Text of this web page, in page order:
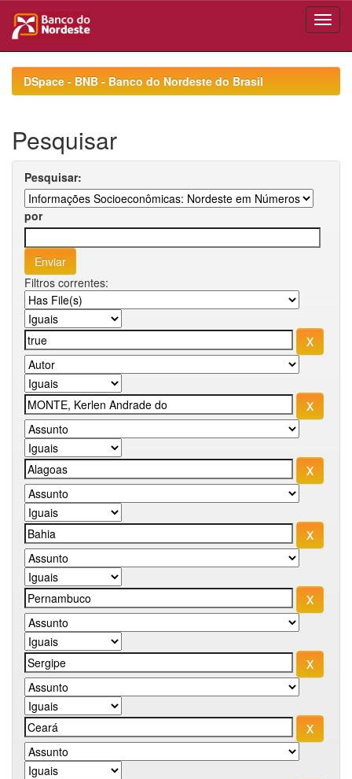
navigationDSpace - BNB - Banco do Nordeste do Brasil
Pesquisar
Pesquisar:
por
Filtros correntes: